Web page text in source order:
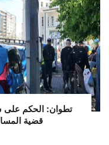
تطوان: الحكم على
قضية